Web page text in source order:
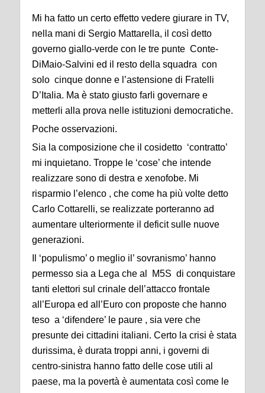
Mi ha fatto un certo effetto vedere giurare in TV,
nella mani di Sergio Mattarella, il così detto
governo giallo-verde con le tre punte Conte-
DiMaio-Salvini ed il resto della squadra con
solo cinque donne e l’astensione di Fratelli
D’Italia. Ma è stato giusto farli governare e
metterli alla prova nelle istituzioni democratiche.
Poche osservazioni.
Sia la composizione che il cosidetto ‘contratto’
mi inquietano. Troppe le ‘cose’ che intende
realizzare sono di destra e xenofobe. Mi
risparmio l’elenco , che come ha più volte detto
Carlo Cottarelli, se realizzate porteranno ad
aumentare ulteriormente il deficit sulle nuove
generazioni.
Il ‘populismo’ o meglio il’ sovranismo’ hanno
permesso sia a Lega che al M5S di conquistare
tanti elettori sul crinale dell’attacco frontale
all’Europa ed all’Euro con proposte che hanno
teso a ‘difendere’ le paure , sia vere che
presunte dei cittadini italiani. Certo la crisi è stata
durissima, è durata troppi anni, i governi di
centro-sinistra hanno fatto delle cose utili al
paese, ma la povertà è aumentata così come le